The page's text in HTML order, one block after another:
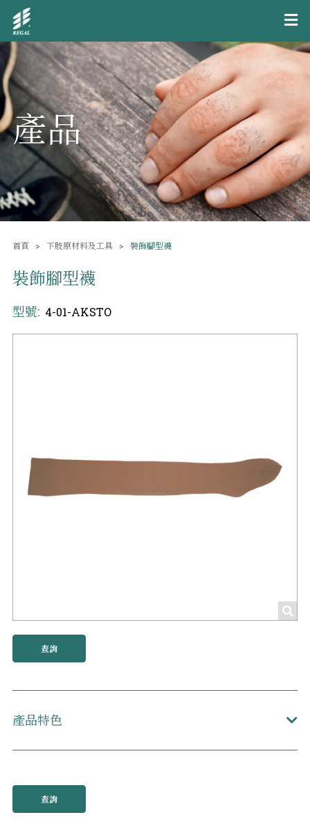
產品
首頁 下肢原材料及工具 裝飾腳型襪
查詢
裝飾腳型襪
型號: 4-01-AKSTO
產品特色
查詢